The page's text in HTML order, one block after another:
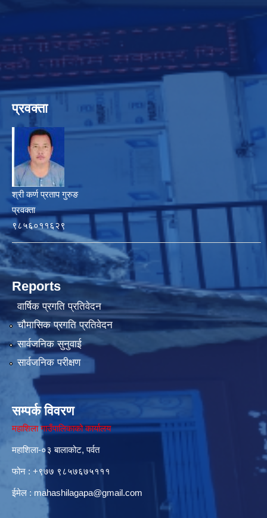
प्रवक्ता
श्री कर्ण प्रताप गुरुङ
प्रवक्ता
९८५६०११६२९
Reports
वार्षिक प्रगति प्रतिवेदन
चौमासिक प्रगति प्रतिवेदन
सार्वजनिक सुनुवाई
सार्वजनिक परीक्षण
सम्पर्क विवरण
महाशिला गाउँपालिकाको कार्यालय
महाशिला-०३ बालाकोट, पर्वत
फोन : ‌+९७७ ९८५७६७५१११
ईमेल : mahashilagapa@gmail.com